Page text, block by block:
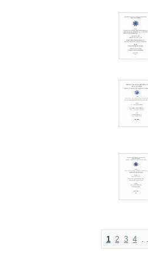
1 2 3 4 .